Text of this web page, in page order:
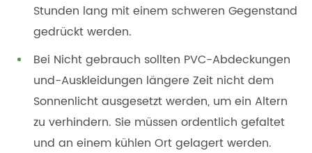
Stunden lang mit einem schweren Gegenstand
gedrückt werden.
Bei Nicht gebrauch sollten PVC-Abdeckungen
und-Auskleidungen längere Zeit nicht dem
Sonnenlicht ausgesetzt werden, um ein Altern
zu verhindern. Sie müssen ordentlich gefaltet
und an einem kühlen Ort gelagert werden.